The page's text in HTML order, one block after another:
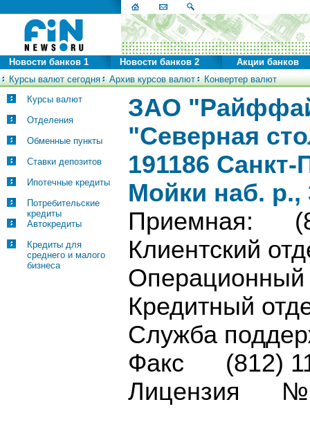
Курсы валют сегодня Архив курсов валют Конвертер валют
Новости банков 1 Новости банков 2 Акции банков
Курсы валют
Отделения
Обменные пункты
Ставки депозитов
Ипотечные кредиты
Потребительские
кредиты
Автокредиты
Кредиты для
среднего и малого
бизнеса
ЗАО
"Северная
191186 Санкт-
Мойки наб. р.,
Приемная:
Клиентский
Кредитный
Служба
Факс (812)
Лицензия №